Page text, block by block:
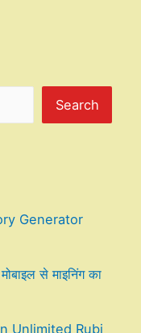
Search
Generator
से माइनिंग का
Unlimited Rubi